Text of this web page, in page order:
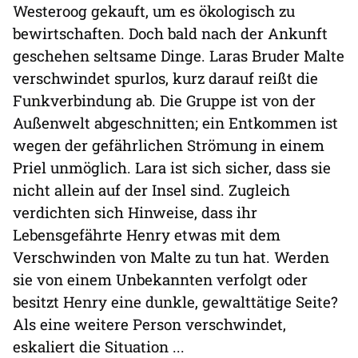
Westeroog gekauft, um es ökologisch zu
bewirtschaften. Doch bald nach der Ankunft
geschehen seltsame Dinge. Laras Bruder Malte
verschwindet spurlos, kurz darauf reißt die
Funkverbindung ab. Die Gruppe ist von der
Außenwelt abgeschnitten; ein Entkommen ist
wegen der gefährlichen Strömung in einem
Priel unmöglich. Lara ist sich sicher, dass sie
nicht allein auf der Insel sind. Zugleich
verdichten sich Hinweise, dass ihr
Lebensgefährte Henry etwas mit dem
Verschwinden von Malte zu tun hat. Werden
sie von einem Unbekannten verfolgt oder
besitzt Henry eine dunkle, gewalttätige Seite?
Als eine weitere Person verschwindet,
eskaliert die Situation ...